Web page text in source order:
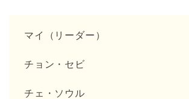
マイ（リーダー）
チョン・セビ
チェ・ソウル